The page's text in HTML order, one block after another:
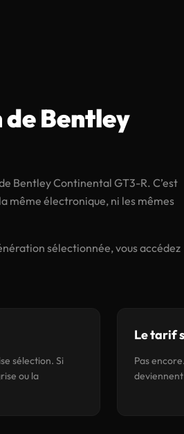
Bentley
Bentley Continental GT3-R. C’est
même électronique, ni les mêmes
sélectionnée, vous accédez
sélection. Si
ou la
Le tarif
Pas